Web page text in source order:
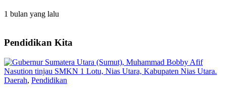
1 bulan yang lalu
Pendidikan Kita
Daerah, Pendidikan